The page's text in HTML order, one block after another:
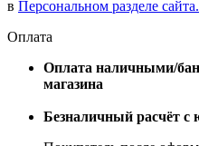
в Персональном разделе сайта.
Оплата
Оплата наличными/
магазина
Безналичный расчёт